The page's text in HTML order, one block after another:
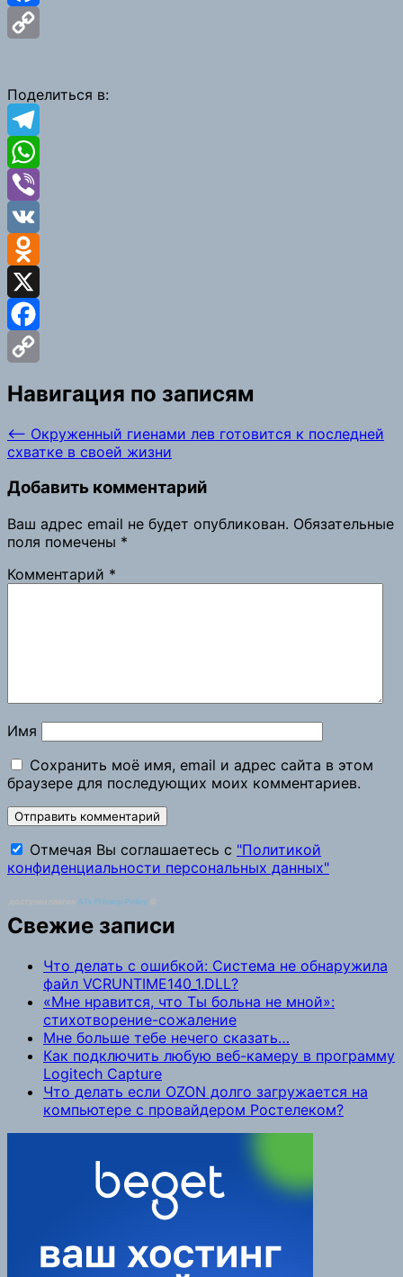
Facebook
Link
Поделиться в:
Telegram
WhatsApp
Viber
VK
Odnoklassniki
X
Facebook
Навигация по записям
⟵ Окруженный гиенами лев готовится к последней
схватке в своей жизни
Добавить комментарий
Ваш адрес email не будет опубликован. Обязательные
поля помечены *
Комментарий *
Имя
Сохранить моё имя, email и адрес сайта в этом
браузере для последующих моих комментариев.
Отмечая Вы соглашаетесь с "Политикой
конфиденциальности персональных данных"
ATs Privacy Policy
Свежие записи
Что делать с ошибкой: Система не обнаружила
файл VCRUNTIME140_1.DLL?
«Мне нравится, что Ты больна не мной»:
стихотворение-сожаление
Мне больше тебе нечего сказать…
Как подключить любую веб-камеру в программу
Logitech Capture
Что делать если OZON долго загружается на
компьютере с провайдером Ростелеком?